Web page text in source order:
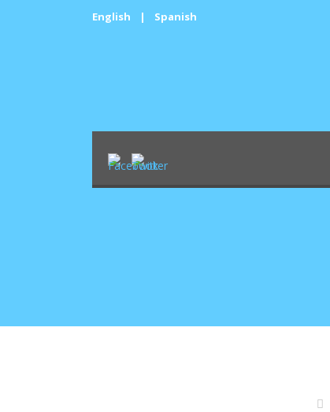
English | Spanish